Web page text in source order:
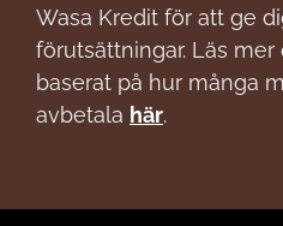
Wasa Kredit för att ge
förutsättningar. Läs
baserat på hur många
avbetala här.